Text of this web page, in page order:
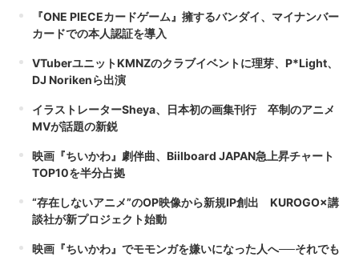
『ONE PIECEカードゲーム』擁するバンダイ、マイナンバー
カードでの本人認証を導入
VTuberユニットKMNZのクラブイベントに理芽、P*Light、
DJ Norikenら出演
イラストレーターSheya、日本初の画集刊行 卒制のアニメ
MVが話題の新鋭
映画『ちいかわ』劇伴曲、Biilboard JAPAN急上昇チャート
TOP10を半分占拠
“存在しないアニメ”のOP映像から新規IP創出 KUROGO×講
談社が新プロジェクト始動
映画『ちいかわ』でモモンガを嫌いになった人へ──それでも